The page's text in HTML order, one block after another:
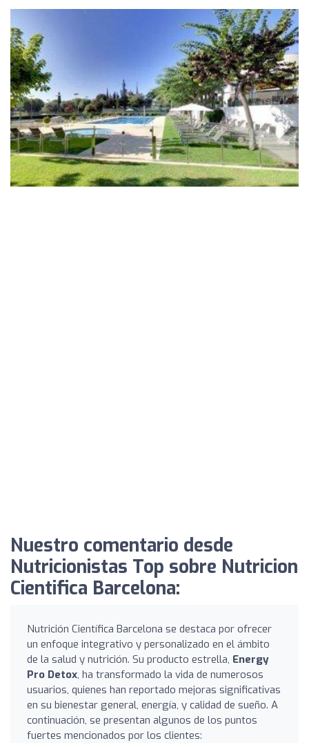
Nuestro comentario desde
Nutricionistas Top sobre Nutricion
Cientifica Barcelona:
Nutrición Científica Barcelona se destaca por ofrecer
un enfoque integrativo y personalizado en el ámbito
de la salud y nutrición. Su producto estrella, Energy
Pro Detox, ha transformado la vida de numerosos
usuarios, quienes han reportado mejoras significativas
en su bienestar general, energía, y calidad de sueño. A
continuación, se presentan algunos de los puntos
fuertes mencionados por los clientes: